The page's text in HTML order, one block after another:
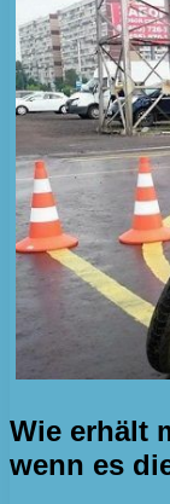
Wie erhält
wenn es